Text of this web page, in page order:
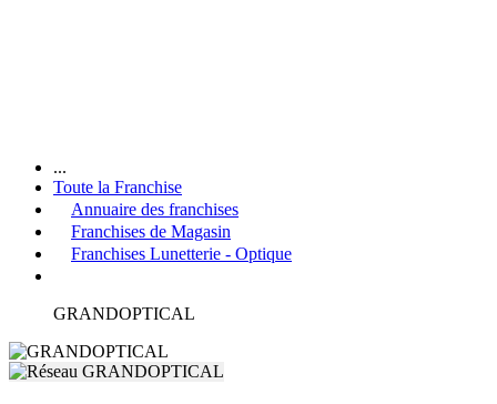
...
Toute la Franchise
Annuaire des franchises
Franchises de Magasin
Franchises Lunetterie - Optique
GRANDOPTICAL